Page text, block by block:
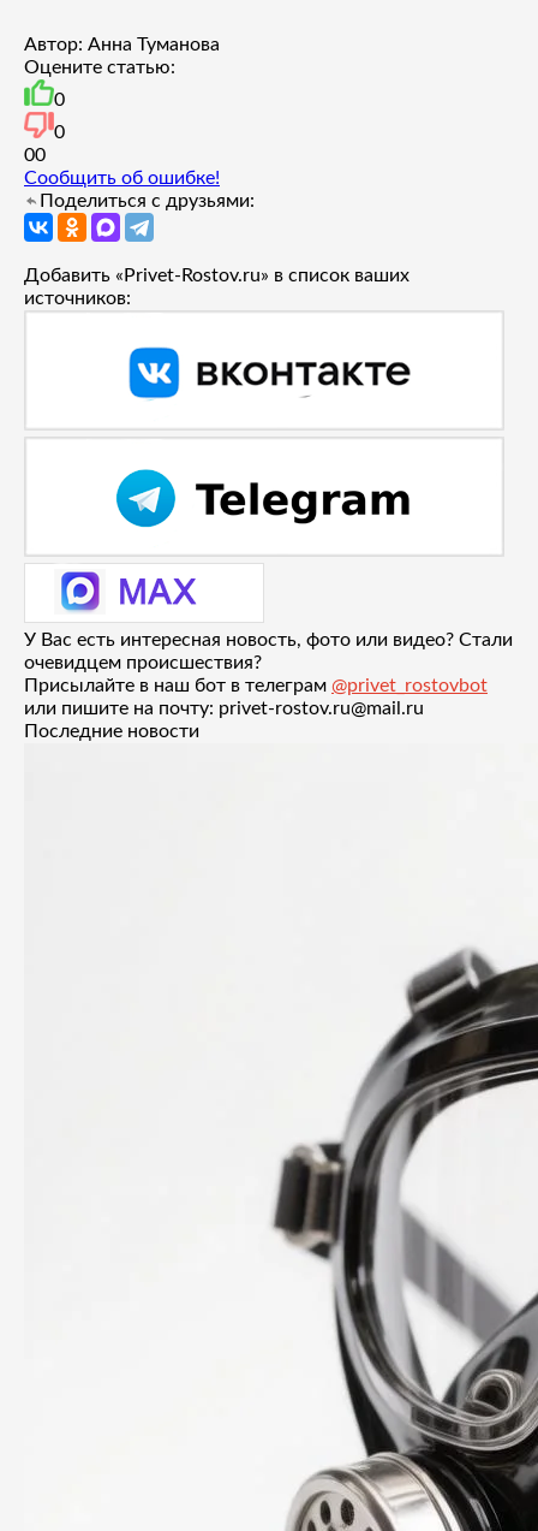
Автор: Анна Туманова
Оцените статью:
0
0
00
Сообщить об ошибке!
Поделиться с друзьями:
Добавить «Privet-Rostov.ru» в список ваших
источников:
У Вас есть интересная новость, фото или видео? Стали
очевидцем происшествия?
Присылайте в наш бот в телеграм @privet_rostovbot
или пишите на почту: privet-rostov.ru@mail.ru
Последние новости